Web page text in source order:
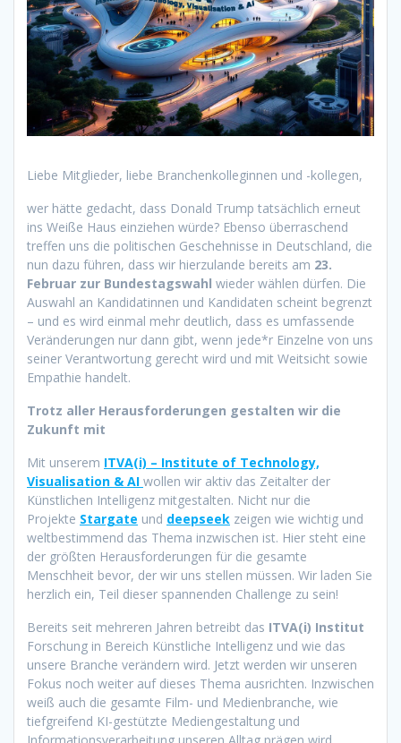
Liebe Mitglieder, liebe Branchenkolleginnen und -kollegen,
wer hätte gedacht, dass Donald Trump tatsächlich erneut
ins Weiße Haus einziehen würde? Ebenso überraschend
treffen uns die politischen Geschehnisse in Deutschland, die
nun dazu führen, dass wir hierzulande bereits am 23.
Februar zur Bundestagswahl wieder wählen dürfen. Die
Auswahl an Kandidatinnen und Kandidaten scheint begrenzt
– und es wird einmal mehr deutlich, dass es umfassende
Veränderungen nur dann gibt, wenn jede*r Einzelne von uns
seiner Verantwortung gerecht wird und mit Weitsicht sowie
Empathie handelt.
Trotz aller Herausforderungen gestalten wir die
Zukunft mit
Mit unserem ITVA(i) – Institute of Technology,
Visualisation & AI wollen wir aktiv das Zeitalter der
Künstlichen Intelligenz mitgestalten. Nicht nur die
Projekte Stargate und deepseek zeigen wie wichtig und
weltbestimmend das Thema inzwischen ist. Hier steht eine
der größten Herausforderungen für die gesamte
Menschheit bevor, der wir uns stellen müssen. Wir laden Sie
herzlich ein, Teil dieser spannenden Challenge zu sein!
Bereits seit mehreren Jahren betreibt das ITVA(i) Institut
Forschung in Bereich Künstliche Intelligenz und wie das
unsere Branche verändern wird. Jetzt werden wir unseren
Fokus noch weiter auf dieses Thema ausrichten. Inzwischen
weiß auch die gesamte Film- und Medienbranche, wie
tiefgreifend KI-gestützte Mediengestaltung und